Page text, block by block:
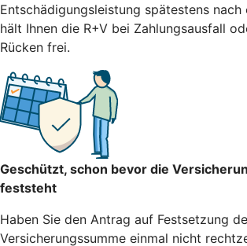
Entschädigungsleistung spätestens nach
hält Ihnen die R+V bei Zahlungsausfall
Rücken frei.
Geschützt, schon bevor die
feststeht
Haben Sie den Antrag auf Festsetzung
Versicherungssumme einmal nicht